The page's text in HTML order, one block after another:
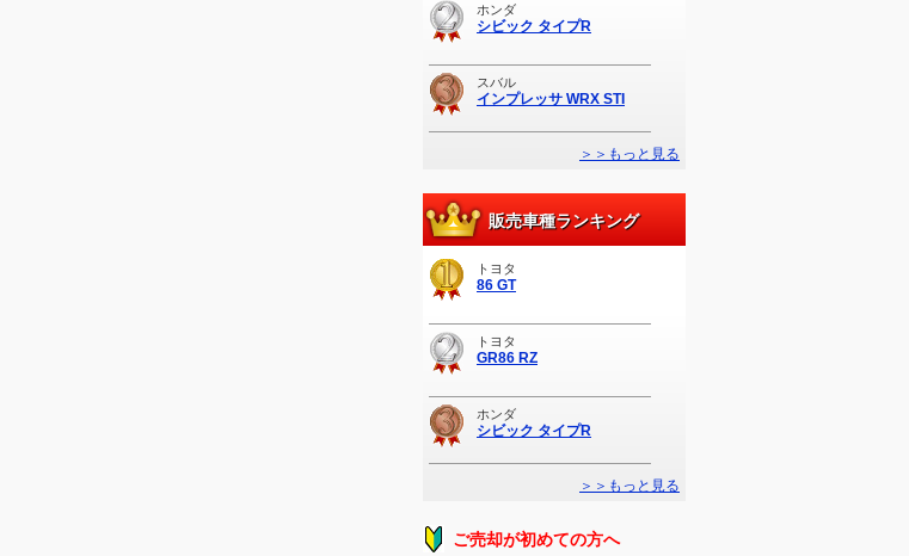
ホンダ
シビック タイプR
スバル
インプレッサ WRX STI
＞＞もっと見る
販売車種ランキング
トヨタ
86 GT
トヨタ
GR86 RZ
ホンダ
シビック タイプR
＞＞もっと見る
ご売却が初めての方へ